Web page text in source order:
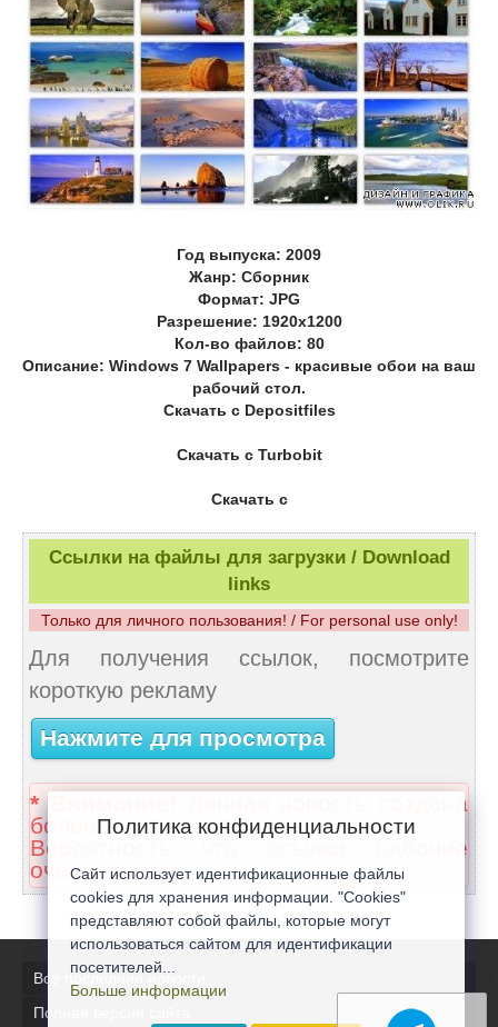
Год выпуска: 2009
Жанр: Сборник
Формат: JPG
Разрешение: 1920х1200
Кол-во файлов: 80
Описание: Windows 7 Wallpapers - красивые обои на ваш
рабочий стол.
Скачать с Depositfiles
Скачать с Turbobit
Скачать с
Ссылки на файлы для загрузки / Download
links
Только для личного пользования! / For personal use only!
Для получения ссылок, посмотрите
короткую рекламу
Нажмите для просмотра
* Внимание!
Данная новость создана
более 2 лет назад.
Вероятность что ссылки рабочие
очень низкая.
Все последние новости
Полная версия сайта
Политика конфиденциальности
Сайт использует идентификационные файлы
cookies для хранения информации. "Cookies"
представляют собой файлы, которые могут
использоваться сайтом для идентификации
посетителей...
Больше информации